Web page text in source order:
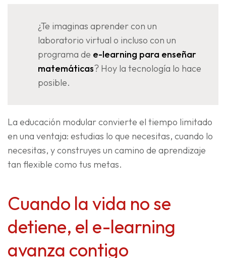
¿Te imaginas aprender con un
laboratorio virtual o incluso con un
programa de e-learning para enseñar
matemáticas? Hoy la tecnología lo hace
posible.
La educación modular convierte el tiempo limitado
en una ventaja: estudias lo que necesitas, cuando lo
necesitas, y construyes un camino de aprendizaje
tan flexible como tus metas.
Cuando la vida no se
detiene, el e-learning
avanza contigo